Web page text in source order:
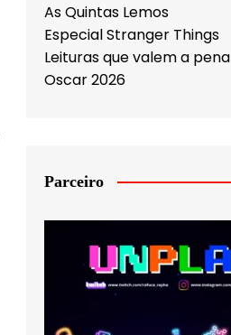
As Quintas Lemos
Especial Stranger Things
Leituras que valem a pena
Oscar 2026
Parceiro